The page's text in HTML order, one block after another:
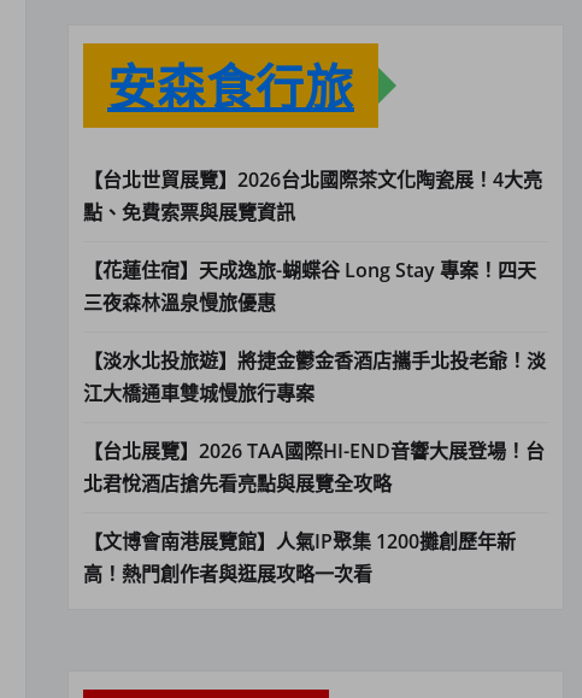
安森食行旅
【台北世貿展覽】2026台北國際茶文化陶瓷展！4大亮
點、免費索票與展覽資訊
【花蓮住宿】天成逸旅-蝴蝶谷 Long Stay 專案！四天
三夜森林溫泉慢旅優惠
【淡水北投旅遊】將捷金鬱金香酒店攜手北投老爺！淡
江大橋通車雙城慢旅行專案
【台北展覽】2026 TAA國際HI-END音響大展登場！台
北君悅酒店搶先看亮點與展覽全攻略
【文博會南港展覽館】人氣IP聚集 1200攤創歷年新
高！熱門創作者與逛展攻略一次看